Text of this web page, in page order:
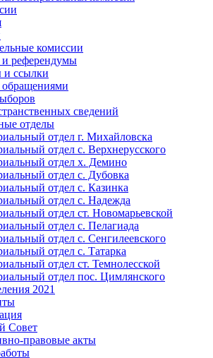
комиссии
референдумы
и ссылки
обращениями
сведений
отделы
отдел г. Михайловска
отдел с. Верхнерусского
отдел х. Демино
отдел с. Дубовка
отдел с. Казинка
отдел с. Надежда
отдел ст. Новомарьевской
отдел с. Пелагиада
отдел с. Сенгилеевского
отдел с. Татарка
отдел ст. Темнолесской
отдел пос. Цимлянского
2021
Совет
правовые акты